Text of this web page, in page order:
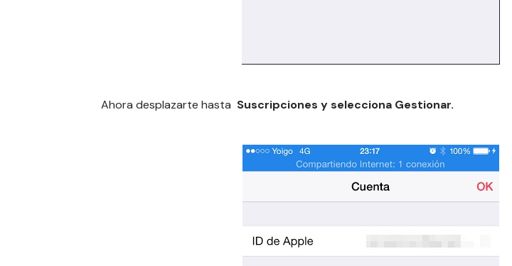
Ahora desplazarte hasta Suscripciones y selecciona Gestionar.